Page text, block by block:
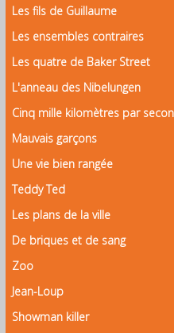
Les fils de Guillaume
Les ensembles contraires
Les quatre de Baker Street
L'anneau des Nibelungen
Cinq mille kilomètres par
Mauvais garçons
Une vie bien rangée
Teddy Ted
Les plans de la ville
De briques et de sang
Zoo
Jean-Loup
Showman killer